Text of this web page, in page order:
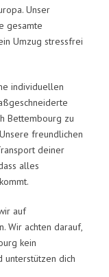
Unser
gesamte
Umzug stressfrei
individuellen
Bettembourg zu
freundlichen
deiner
alles
auf
Wir achten darauf,
kein
unterstützen dich